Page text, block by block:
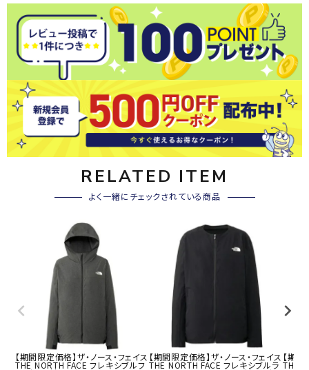
RELATED ITEM
よく一緒にチェックされている商品
【期間限定価格】ザ・ノース・フェイス
THE NORTH FACE フレキシブルフ
【期間限定価格】ザ・ノース・フェイス
THE NORTH FACE フレキシブルラ
【期間
THE